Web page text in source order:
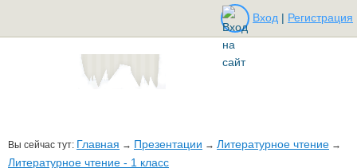
Вход | Регистрация
Вы сейчас тут: Главная → Презентации → Литературное чтение →
Литературное чтение - 1 класс